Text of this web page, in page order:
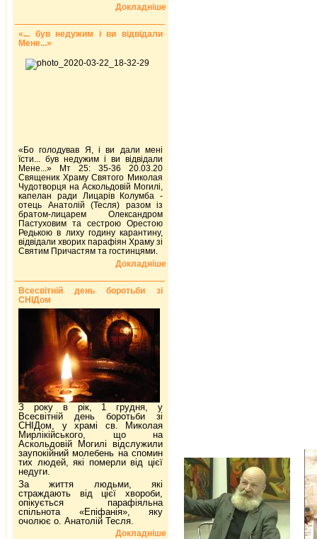
Докладніше
«... був недужим і ви відвідали
Мене...»
«Бо голодував Я, і ви дали мені
їсти... був недужим і ви відвідали
Мене...» Мт 25: 35-36 20.03.20
Священик Храму Святого Миколая
Чудотворця на Аскольдовій Могилі,
капелан ради Лицарів Колумба -
отець Анатолій (Тесля) разом із
братом-лицарем Олександром
Пастуховим та сестрою Орестою
Редькою в лиху годину карантину,
відвідали хворих парафіян Храму зі
Святим Причастям та гостинцями.
Докладніше
Всесвітній день боротьби зі
СНІДом
З року в рік, 1 грудня, у
Всесвітній день боротьби зі
СНІДом, у храмі св. Миколая
Мирлікійського, що на
Аскольдовій Могилі відслужили
заупокійний молебень на спомин
тих людей, які померли від цієї
недуги.
За життя людьми, які
страждають від цієї хвороби,
опікується парафіяльна
спільнота «Епіфанія», яку
очолює о. Анатолій Тесля.
Докладніше